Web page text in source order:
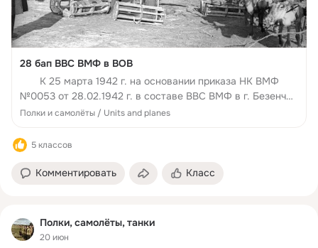
28 бап ВВС ВМФ в ВОВ
К 25 марта 1942 г. на основании приказа НК ВМФ
№0053 от 28.02.1942 г. в составе ВВС ВМФ в г. Безенчук
на базе ВМАУ им. С.А.Леваневского был сформирован
документах встречается также н...
Полки и самолёты / Units and planes
5 классов
Комментировать Класс
Полки, самолёты, танки
20 июн